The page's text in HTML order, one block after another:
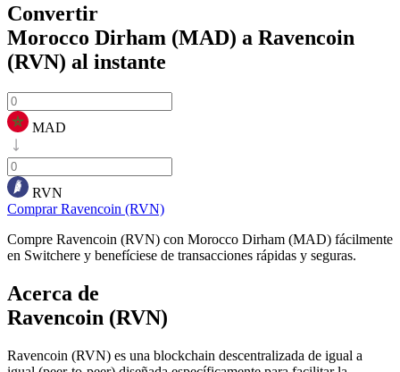
Convertir
Morocco Dirham (MAD) a Ravencoin
(RVN) al instante
MAD
RVN
Comprar Ravencoin (RVN)
Compre Ravencoin (RVN) con Morocco Dirham (MAD) fácilmente
en Switchere y benefíciese de transacciones rápidas y seguras.
Acerca de
Ravencoin (RVN)
Ravencoin (RVN) es una blockchain descentralizada de igual a